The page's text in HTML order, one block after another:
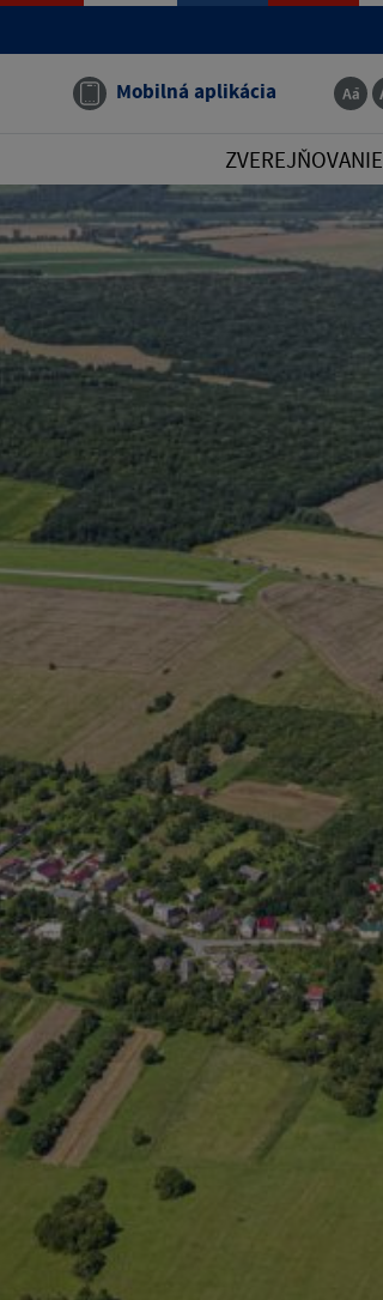
Mobilná aplikácia
ZVEREJŇOVANIE